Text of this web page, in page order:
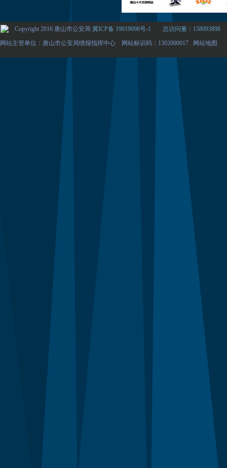
Copyright 2016 唐山市公安局 冀ICP备 19019098号-1
总访问量：158093898
网站主管单位：唐山市公安局情报指挥中心 网站标识码：1302000017
网站地图